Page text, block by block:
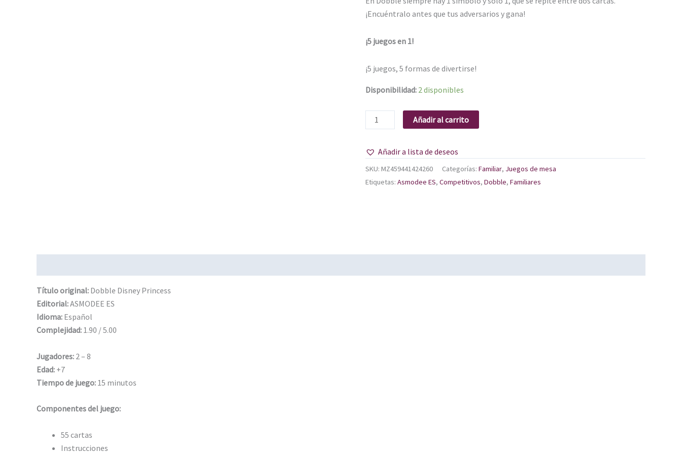
¡Encuéntralo antes que tus adversarios y gana!
¡5 juegos en 1!
¡5 juegos, 5 formas de divertirse!
Disponibilidad: 2 disponibles
Añadir al carrito
Añadir a lista de deseos
SKU: MZ459441424260 Categorías: Familiar, Juegos de mesa
Etiquetas: Asmodee ES, Competitivos, Dobble, Familiares
Título original: Dobble Disney Princess
Editorial:ASMODEE ES
Idioma: Español
Complejidad: 1.90 / 5.00
Jugadores: 2 – 8
Edad: +7
Tiempo de juego: 15 minutos
Componentes del juego:
55 cartas
Instrucciones